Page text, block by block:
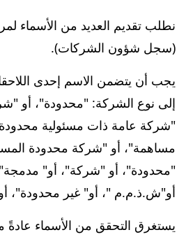
نطلب تقديم العديد من الأسماء
(سجل شؤون الشركات).
يجب أن يتضمن الاسم إحدى
إلى نوع الشركة: "محدودة"، أو
"شركة عامة ذات مسئولية
مساهمة"، أو "شركة محدودة
"محدودة"، أو "شركة"، أو"
أو"ش.ذ.م.م "، أو" غير محدودة"،